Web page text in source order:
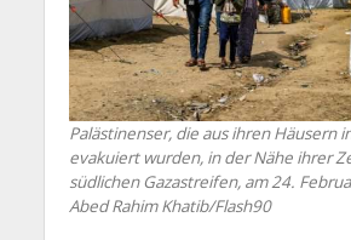
Palästinenser, die aus ihren Häusern
evakuiert wurden, in der Nähe ihrer
südlichen Gazastreifen, am 24.
Abed Rahim Khatib/Flash90